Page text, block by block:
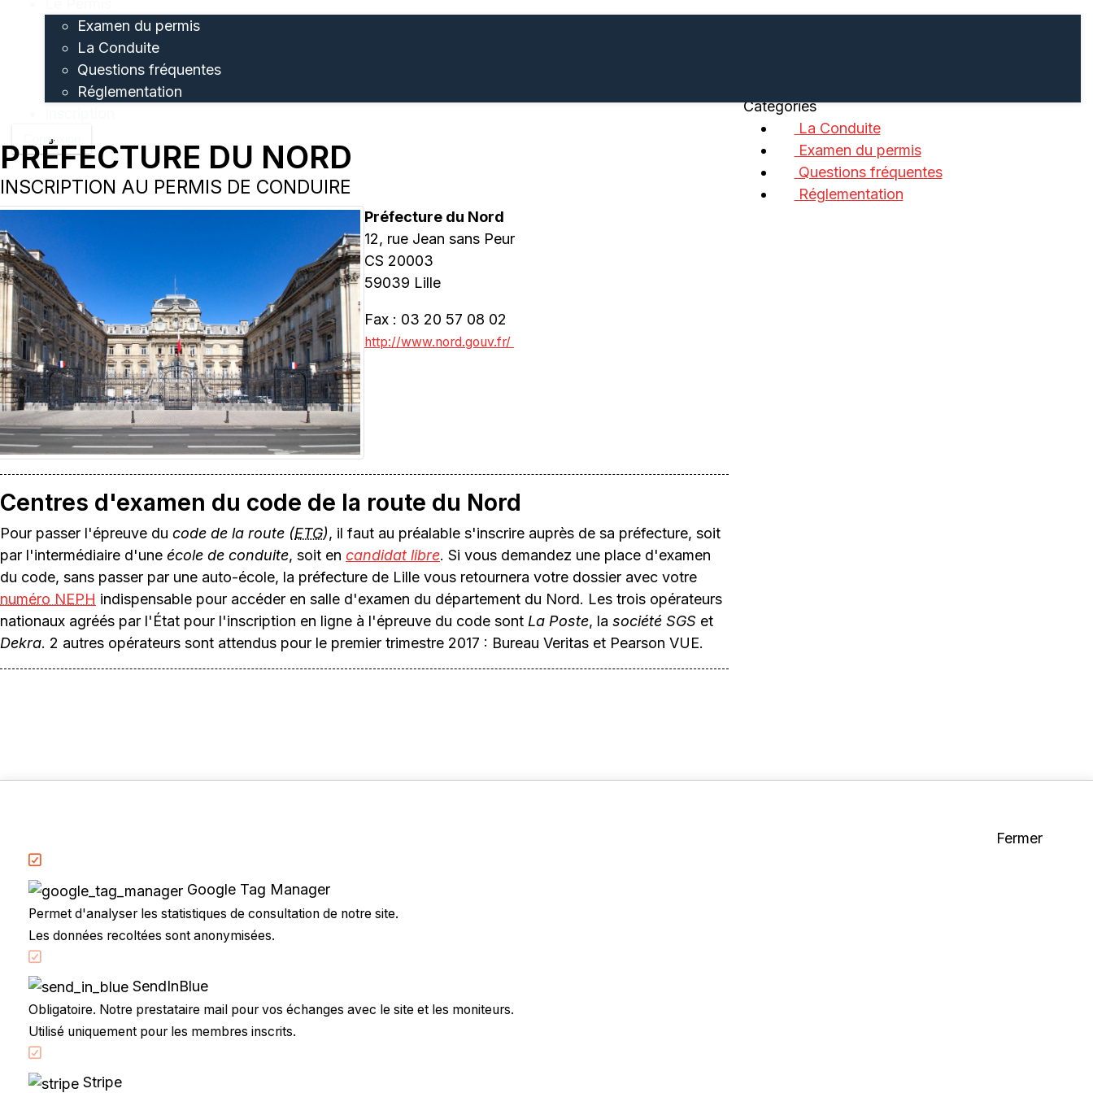
Examen du permis
La Conduite
Questions fréquentes
Réglementation
Connexion
PRÉFECTURE DU NORD
INSCRIPTION AU PERMIS DE CONDUIRE
Préfecture du Nord
12, rue Jean sans Peur
CS 20003
59039 Lille
Fax : 03 20 57 08 02
http://www.nord.gouv.fr/
Centres d'examen du code de la route du Nord
Pour passer l'épreuve du code de la route (ETG), il faut au préalable s'inscrire auprès de sa préfecture, soit
par l'intermédiaire d'une école de conduite, soit en candidat libre. Si vous demandez une place d'examen
du code, sans passer par une auto-école, la préfecture de Lille vous retournera votre dossier avec votre
numéro NEPH indispensable pour accéder en salle d'examen du département du Nord. Les trois opérateurs
nationaux agréés par l'État pour l'inscription en ligne à l'épreuve du code sont La Poste, la société SGS et
Dekra. 2 autres opérateurs sont attendus pour le premier trimestre 2017 : Bureau Veritas et Pearson VUE.
Catégories
La Conduite
Examen du permis
Questions fréquentes
Réglementation
Accueil
Partenaires
Permis à points
CandidatLibre.net
Conditions générales
Fermer
Google Tag Manager
Permet d'analyser les statistiques de consultation de notre site.
Les données recoltées sont anonymisées.
SendInBlue
Obligatoire. Notre prestataire mail pour vos échanges avec le site et les moniteurs.
Utilisé uniquement pour les membres inscrits.
Stripe